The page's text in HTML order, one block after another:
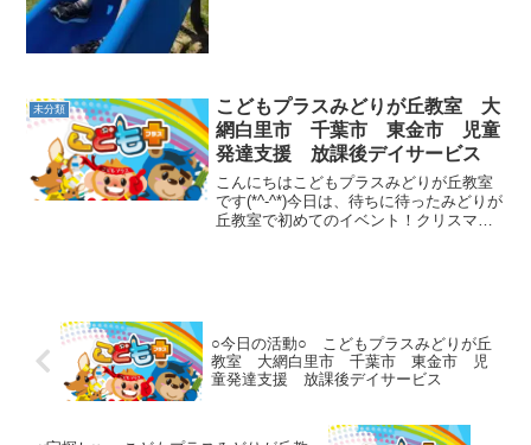
未分類
こどもプラスみどりが丘教室 大
網白里市 千葉市 東金市 児童
発達支援 放課後デイサービス
こんにちはこどもプラスみどりが丘教室
です(*^-^*)今日は、待ちに待ったみどりが
丘教室で初めてのイベント！クリスマス
○今日の活動○ こどもプラスみどりが丘
教室 大網白里市 千葉市 東金市 児
童発達支援 放課後デイサービス